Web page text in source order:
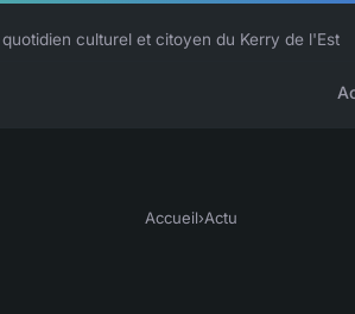
quotidien culturel et citoyen du Kerry de l'Est
Accueil›Actu